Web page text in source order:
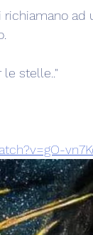
ad
stelle.."